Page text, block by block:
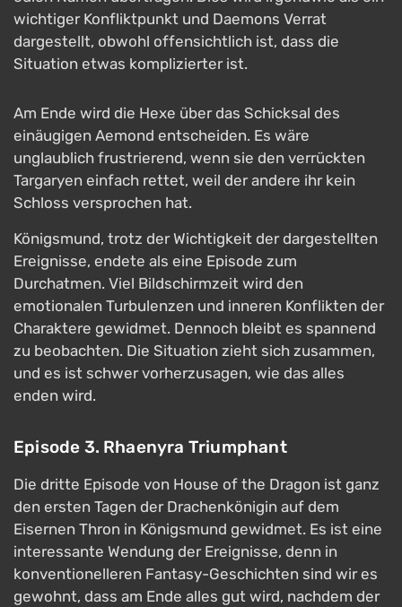
wichtiger Konfliktpunkt und Daemons Verrat
dargestellt, obwohl offensichtlich ist, dass die
Situation etwas komplizierter ist.
Am Ende wird die Hexe über das Schicksal des
einäugigen Aemond entscheiden. Es wäre
unglaublich frustrierend, wenn sie den verrückten
Targaryen einfach rettet, weil der andere ihr kein
Schloss versprochen hat.
Königsmund, trotz der Wichtigkeit der dargestellten
Ereignisse, endete als eine Episode zum
Durchatmen. Viel Bildschirmzeit wird den
emotionalen Turbulenzen und inneren Konflikten der
Charaktere gewidmet. Dennoch bleibt es spannend
zu beobachten. Die Situation zieht sich zusammen,
und es ist schwer vorherzusagen, wie das alles
enden wird.
Episode 3. Rhaenyra Triumphant
Die dritte Episode von House of the Dragon ist ganz
den ersten Tagen der Drachenkönigin auf dem
Eisernen Thron in Königsmund gewidmet. Es ist eine
interessante Wendung der Ereignisse, denn in
konventionelleren Fantasy-Geschichten sind wir es
gewohnt, dass am Ende alles gut wird, nachdem der